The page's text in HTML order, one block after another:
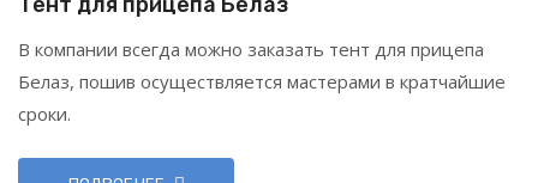
В компании всегда можно заказать тент для прицепа
Белаз, пошив осуществляется мастерами в кратчайшие
сроки.